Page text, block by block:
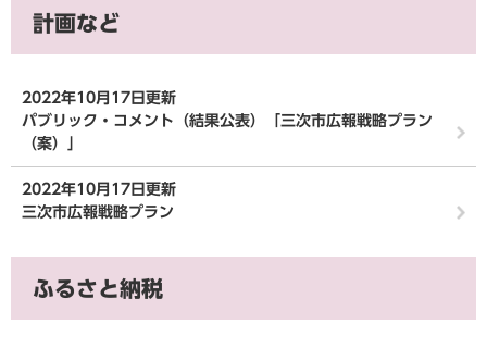
計画など
2022年10月17日更新
パブリック・コメント（結果公表）「三次市広報戦略プラン
（案）」
2022年10月17日更新
三次市広報戦略プラン
ふるさと納税